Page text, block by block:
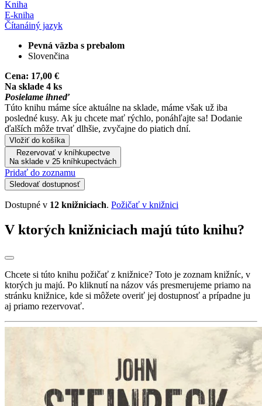
Kniha
E-kniha
Čítanáiný jazyk
Pevná väzba s prebalom
Slovenčina
Cena: 17,00 €
Na sklade 4 ks
Posielame ihneď
Túto knihu máme síce aktuálne na sklade, máme však už iba
posledné kusy. Ak ju chcete mať rýchlo, ponáhľajte sa! Dodanie
ďalších môže trvať dlhšie, zvyčajne do piatich dní.
Vložiť do košíka
Rezervovať v kníhkupectve
Na sklade v 25 kníhkupectvách
Pridať do zoznamu
Sledovať dostupnosť
Dostupné v 12 knižniciach. Požičať v knižnici
V ktorých knižniciach majú túto knihu?
Chcete si túto knihu požičať z knižnice? Toto je zoznam knižníc, v
ktorých ju majú. Po kliknutí na názov vás presmerujeme priamo na
stránku knižnice, kde si môžete overiť jej dostupnosť a prípadne ju
aj priamo rezervovať.